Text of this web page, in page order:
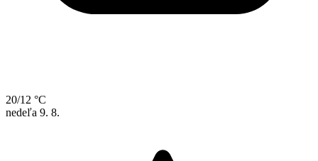
20/12 °C
nedeľa 9. 8.